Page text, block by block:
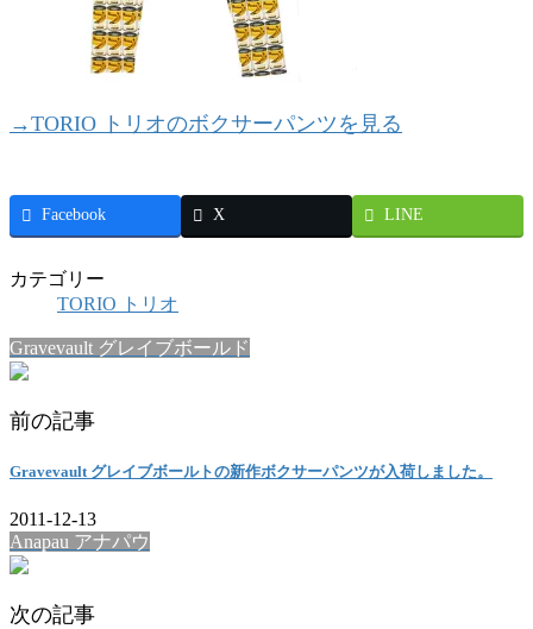
→TORIO トリオのボクサーパンツを見る
Facebook X LINE
カテゴリー
TORIO トリオ
Gravevault グレイブボールド
前の記事
Gravevault グレイブボールトの新作ボクサーパンツが入荷しました。
2011-12-13
Anapau アナパウ
次の記事